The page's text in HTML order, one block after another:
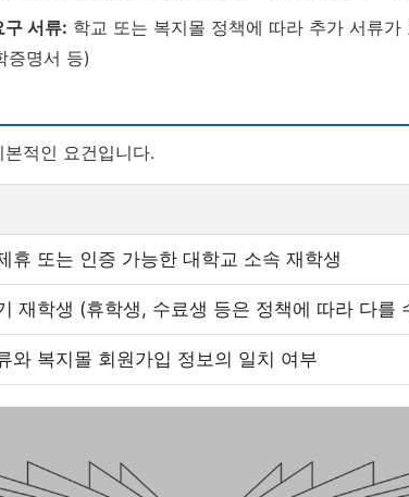
구 서류: 학교 또는 복지몰 정책에 따라 추가 서류
증명서 등)
적인 요건입니다.
휴 또는 인증 가능한 대학교 소속 재학생
재학생 (휴학생, 수료생 등은 정책에 따라 다를
와 복지몰 회원가입 정보의 일치 여부